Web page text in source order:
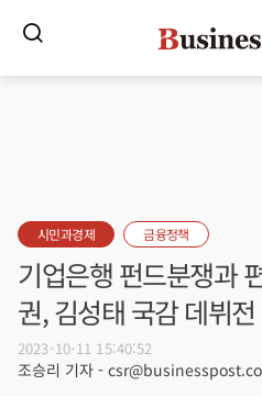
시민과경제 금융정책
기업은행 펀드분쟁과
권, 김성태 국감 데뷔
2023-10-11 15:40:52
조승리 기자 -